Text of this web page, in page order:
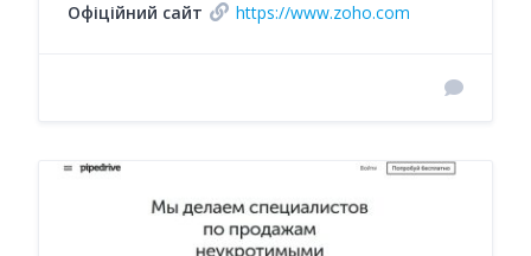
Офіційний сайт
https://www.zoho.com